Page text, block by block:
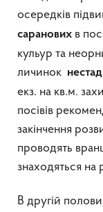
осередків
саранових в
кульур та
личинок
екз. на кв.м.
посівів
закінчення
проводять
знаходяться на
В другій